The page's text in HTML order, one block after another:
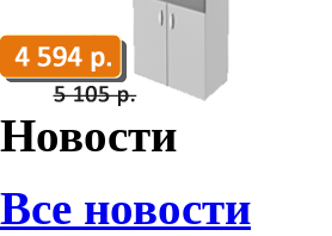
Новости
Все новости